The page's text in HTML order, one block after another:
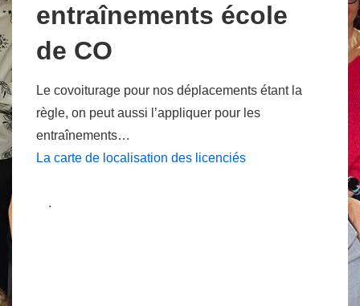
entraînements école
de CO
Le covoiturage pour nos déplacements étant la
règle, on peut aussi l’appliquer pour les
entraînements…
La carte de localisation des licenciés
.